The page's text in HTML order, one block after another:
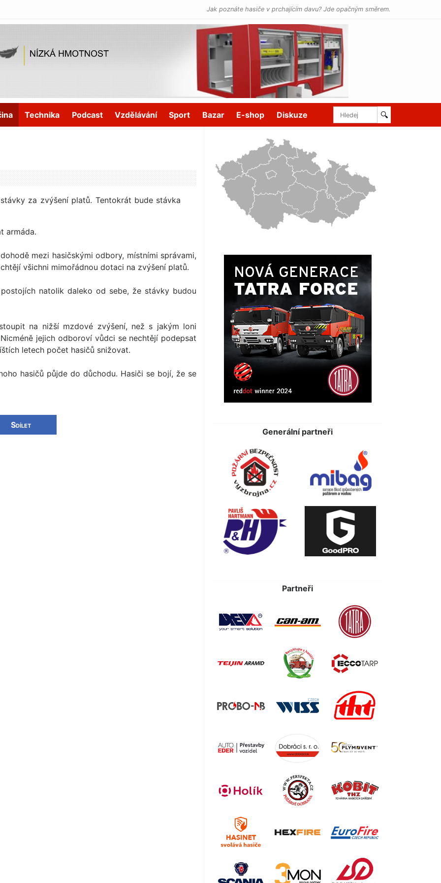
Jak poznáte hasiče v prchajícím davu? Jde opačným směrem.
Technika Podcast Vzdělávání Sport Bazar E-shop Diskuze 🔍
za zvýšení platů. Tentokrát bude stávka
armáda.
mezi hasičskými odbory, místními správami,
všichni mimořádnou dotaci na zvýšení platů.
natolik daleko od sebe, že stávky budou
na nižší mzdové zvýšení, než s jakým loni
jejich odboroví vůdci se nechtějí podepsat
letech počet hasičů snižovat.
hasičů půjde do důchodu. Hasiči se bojí, že se
Sdílet
Generální partneři
Partneři